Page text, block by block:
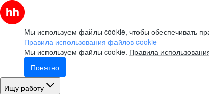
Мы используем файлы cookie, чтобы обеспечивать
Правила использования файлов cookie
Мы используем файлы cookie. Правила
Понятно
Ищу работу